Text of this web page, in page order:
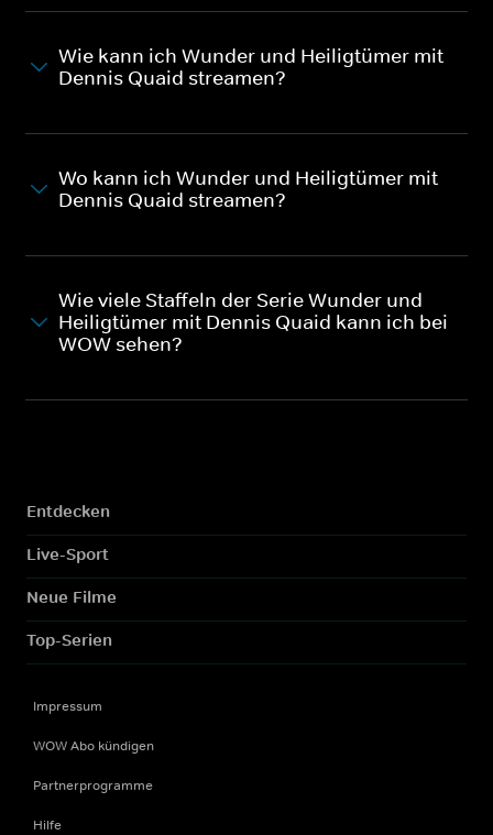
Wie kann ich Wunder und Heiligtümer mit
Dennis Quaid streamen?
Wo kann ich Wunder und Heiligtümer mit
Dennis Quaid streamen?
Wie viele Staffeln der Serie Wunder und
Heiligtümer mit Dennis Quaid kann ich bei
WOW sehen?
Entdecken
Live-Sport
Neue Filme
Top-Serien
Impressum
WOW Abo kündigen
Partnerprogramme
Hilfe